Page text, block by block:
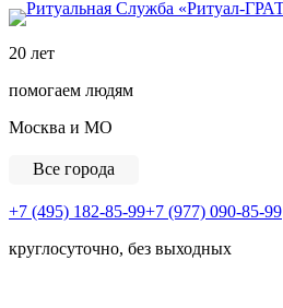
20 лет
помогаем людям
Москва и МО
Все города
+7 (495) 182-85-99+7 (977) 090-85-99
круглосуточно, без выходных